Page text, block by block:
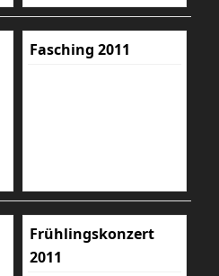
Fasching 2011
Frühlingskonzert
2011